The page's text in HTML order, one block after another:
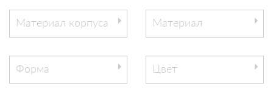
Материал корпуса Материал
Форма Цвет